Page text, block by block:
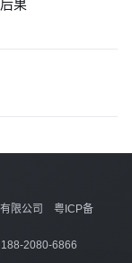
果
有限公司 粤ICP备
2080-6866